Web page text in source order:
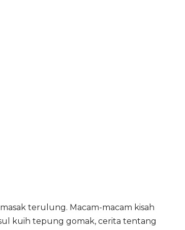
terulung. Macam-macam kisah
kuih tepung gomak, cerita tentang